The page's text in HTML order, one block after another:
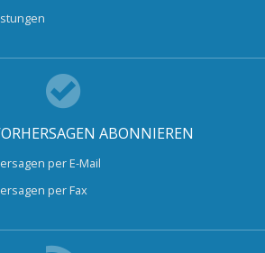
ABONNIEREN
per E-Mail
per Fax